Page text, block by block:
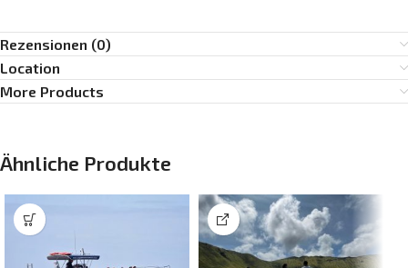
Rezensionen (0)
Location
More Products
Ähnliche Produkte